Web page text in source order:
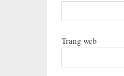
Trang web